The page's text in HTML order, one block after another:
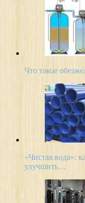
Что такое
«Чистая вода»:
улучшить…